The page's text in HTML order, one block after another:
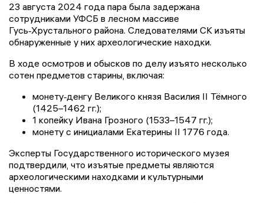
23 августа 2024 года пара была задержана
сотрудниками УФСБ в лесном массиве
Гусь‑Хрустального района. Следователями СК изъяты
обнаруженные у них археологические находки.
В ходе осмотров и обысков по делу изъято несколько
сотен предметов старины, включая:
монету‑денгу Великого князя Василия II Тёмного
(1425–1462 гг.);
1 копейку Ивана Грозного (1533–1547 гг.);
монету с инициалами Екатерины II 1776 года.
Эксперты Государственного исторического музея
подтвердили, что изъятые предметы являются
археологическими находками и культурными
ценностями.